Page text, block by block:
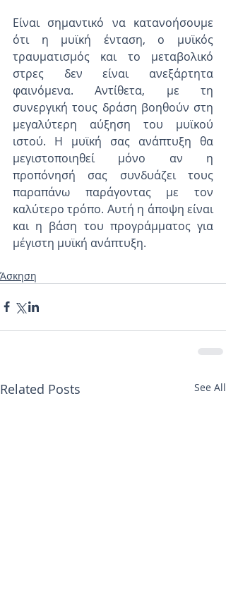
Είναι σημαντικό να κατανοήσουμε
ότι η μυϊκή ένταση, ο μυϊκός
τραυματισμός και το μεταβολικό
στρες δεν είναι ανεξάρτητα
φαινόμενα. Αντίθετα, με τη
συνεργική τους δράση βοηθούν στη
μεγαλύτερη αύξηση του μυϊκού
ιστού. Η μυϊκή σας ανάπτυξη θα
μεγιστοποιηθεί μόνο αν η
προπόνησή σας συνδυάζει τους
παραπάνω παράγοντας με τον
καλύτερο τρόπο. Αυτή η άποψη είναι
και η βάση του προγράμματος για
μέγιστη μυϊκή ανάπτυξη.
Άσκηση
Related Posts See All